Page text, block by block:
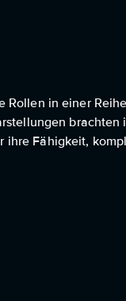
in einer
Fähigkeit,